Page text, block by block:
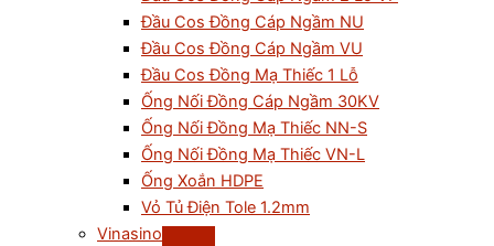
Đầu Cos Đồng Cáp Ngầm NU
Đầu Cos Đồng Cáp Ngầm VU
Đầu Cos Đồng Mạ Thiếc 1 Lỗ
Ống Nối Đồng Cáp Ngầm 30KV
Ống Nối Đồng Mạ Thiếc NN-S
Ống Nối Đồng Mạ Thiếc VN-L
Ống Xoắn HDPE
Vỏ Tủ Điện Tole 1.2mm
Vinasino